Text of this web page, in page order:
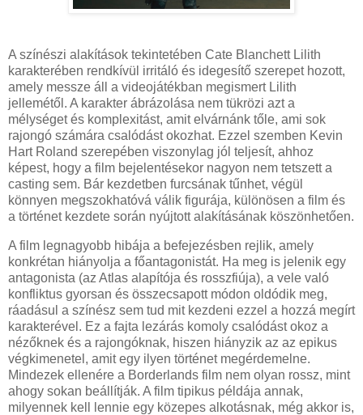
A színészi alakítások tekintetében Cate Blanchett Lilith
karakterében rendkívül irritáló és idegesítő szerepet hozott,
amely messze áll a videojátékban megismert Lilith
jellemétől. A karakter ábrázolása nem tükrözi azt a
mélységet és komplexitást, amit elvárnánk tőle, ami sok
rajongó számára csalódást okozhat. Ezzel szemben Kevin
Hart Roland szerepében viszonylag jól teljesít, ahhoz
képest, hogy a film bejelentésekor nagyon nem tetszett a
casting sem. Bár kezdetben furcsának tűnhet, végül
könnyen megszokhatóvá válik figurája, különösen a film és
a történet kezdete során nyújtott alakításának köszönhetően.
A film legnagyobb hibája a befejezésben rejlik, amely
konkrétan hiányolja a főantagonistát. Ha meg is jelenik egy
antagonista (az Atlas alapítója és rosszfiúja), a vele való
konfliktus gyorsan és összecsapott módon oldódik meg,
ráadásul a színész sem tud mit kezdeni ezzel a hozzá megírt
karakterével. Ez a fajta lezárás komoly csalódást okoz a
nézőknek és a rajongóknak, hiszen hiányzik az az epikus
végkimenetel, amit egy ilyen történet megérdemelne.
Mindezek ellenére a Borderlands film nem olyan rossz, mint
ahogy sokan beállítják. A film tipikus példája annak,
milyennek kell lennie egy közepes alkotásnak, még akkor is,